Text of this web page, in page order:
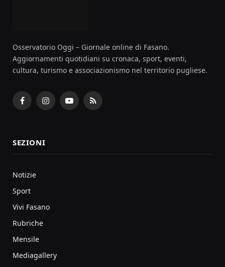
Osservatorio Oggi – Giornale online di Fasano.
Aggiornamenti quotidiani su cronaca, sport, eventi,
cultura, turismo e associazionismo nel territorio pugliese.
FacebookInstagramYouTubeRSS
SEZIONI
Notizie
Sport
Vivi Fasano
Rubriche
Mensile
Mediagallery